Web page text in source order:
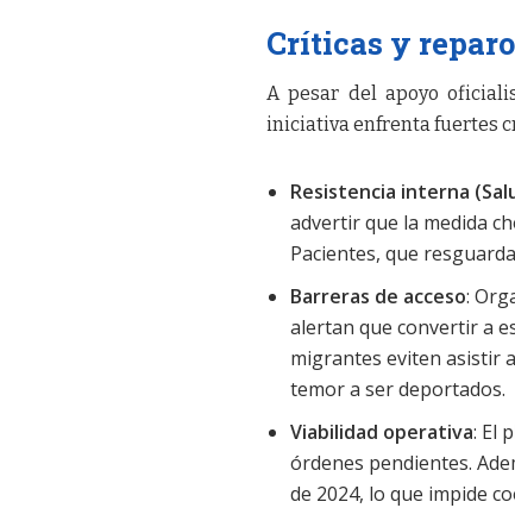
Críticas y
A pesar del apoyo
iniciativa enfrenta fuertes
Resistencia interna
advertir que la medida
Pacientes, que
Barreras de acceso:
alertan que convertir a
migrantes eviten asistir
temor a ser deportados.
Viabilidad operativa: El
órdenes pendientes.
de 2024, lo que impide